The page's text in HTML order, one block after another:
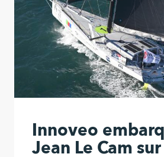
Innoveo
Jean Le Cam